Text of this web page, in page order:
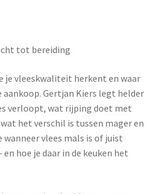
tot bereiding
je vleeskwaliteit herkent en waar
Gertjan Kiers legt helder
verloopt, wat rijping doet met
het verschil is tussen mager en
wanneer vlees mals is of juist
hoe je daar in de keuken het